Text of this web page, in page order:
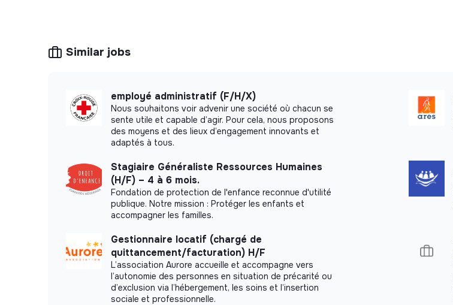
Similar jobs
employé administratif (F/H/X)
Nous souhaitons voir advenir une société où chacun se
sente utile et capable d’agir. Pour cela, nous proposons
des moyens et des lieux d’engagement innovants et
adaptés à tous.
Stagiaire Généraliste Ressources Humaines
(H/F) – 4 à 6 mois.
Fondation de protection de l'enfance reconnue d'utilité
publique. Notre mission : Protéger les enfants et
accompagner les familles.
Gestionnaire locatif (chargé de
quittancement/facturation) H/F
L’association Aurore accueille et accompagne vers
l’autonomie des personnes en situation de précarité ou
d’exclusion via l’hébergement, les soins et l’insertion
sociale et professionnelle.